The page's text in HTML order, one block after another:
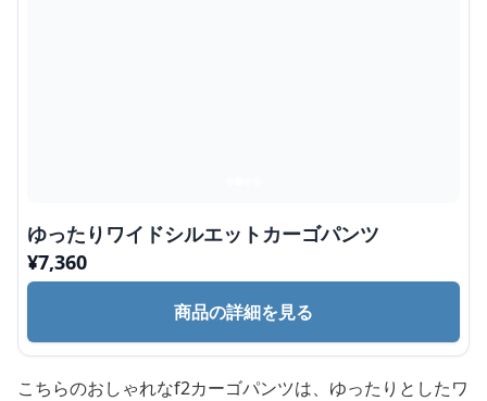
ゆったりワイドシルエットカーゴパンツ
¥7,360
商品の詳細を見る
こちらのおしゃれなf2カーゴパンツは、ゆったりとしたワ